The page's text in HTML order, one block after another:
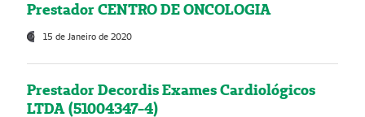
Prestador CENTRO DE ONCOLOGIA
15 de Janeiro de 2020
Prestador Decordis Exames Cardiológicos
LTDA (51004347-4)